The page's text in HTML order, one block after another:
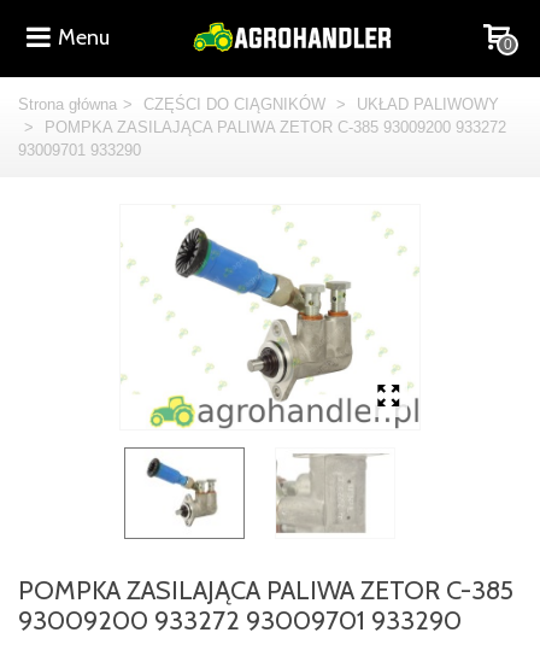
Menu 0
Strona główna > CZĘŚCI DO CIĄGNIKÓW >
UKŁAD PALIWOWY
>
POMPKA ZASILAJĄCA PALIWA ZETOR C-385 93009200 933272
93009701 933290
POMPKA ZASILAJĄCA PALIWA ZETOR C-385
93009200 933272 93009701 933290